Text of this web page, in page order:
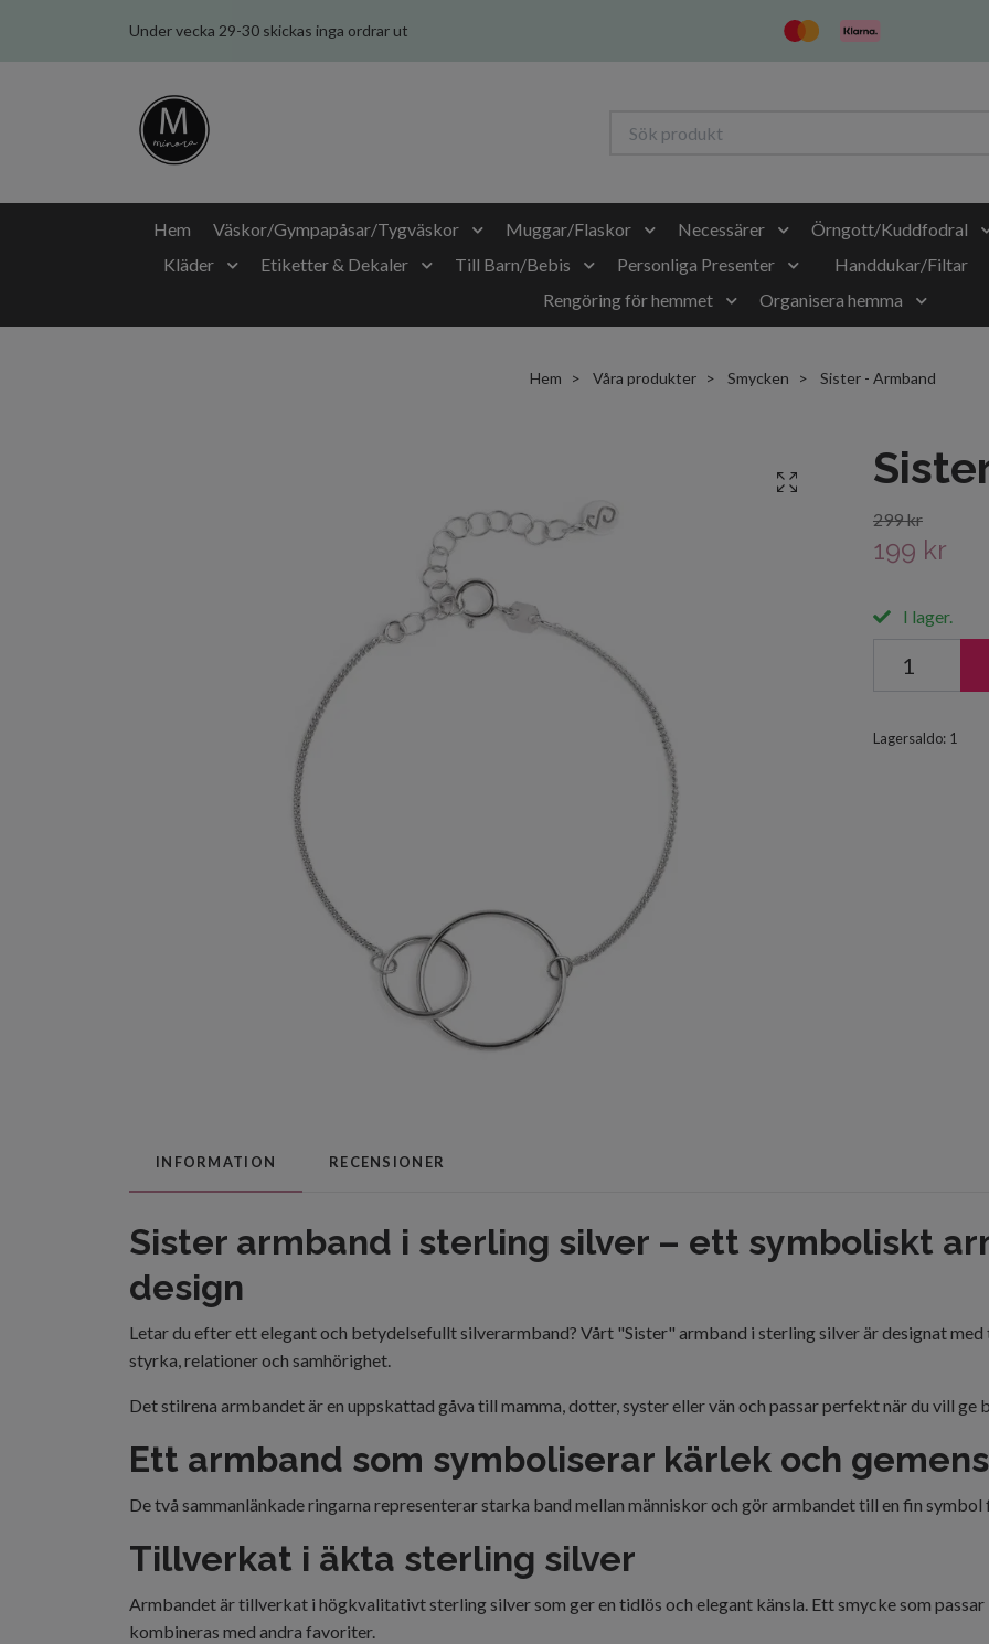
Under vecka 29-30 skickas inga ordrar ut
Hem Väskor/Gympapåsar/Tygväskor Muggar/Flaskor Necessärer Örngott/Kuddfodral
Kläder
Etiketter & Dekaler Till Barn/Bebis Personliga Presenter Handdukar/Filtar
Rengöring för hemmet
Organisera hemma
Hem Våra produkter Smycken Sister - Armband
299 kr
199 kr
I lager.
Lagersaldo: 1
INFORMATION RECENSIONER
Sister armband i sterling silver – ett symboliskt
design
Letar du efter ett elegant och betydelsefullt silverarmband? Vårt "Sister" armband i sterling silver är designat
styrka, relationer och samhörighet.
Det stilrena armbandet är en uppskattad gåva till mamma, dotter, syster eller vän och passar perfekt när du vill
Ett armband som symboliserar kärlek och
De två sammanlänkade ringarna representerar starka band mellan människor och gör armbandet till en fin
Tillverkat i äkta sterling silver
Armbandet är tillverkat i högkvalitativt sterling silver som ger en tidlös och elegant känsla. Ett smycke som
kombineras med andra favoriter.